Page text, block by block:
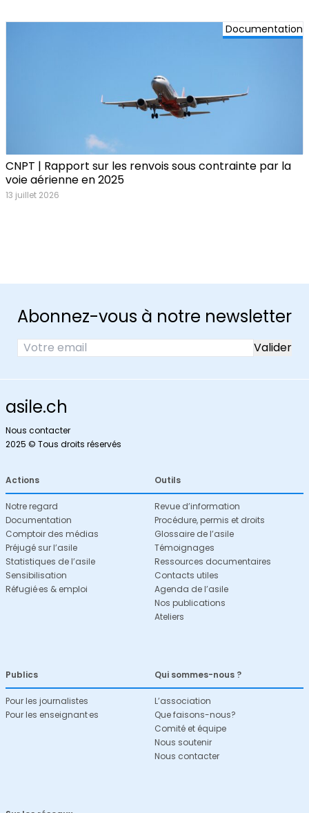
Documentation
CNPT | Rapport sur les renvois sous contrainte par la
voie aérienne en 2025
13 juillet 2026
Abonnez-vous à notre newsletter
asile.ch
Nous contacter
2025 © Tous droits réservés
Actions
Notre regard
Documentation
Comptoir des médias
Préjugé sur l’asile
Statistiques de l’asile
Sensibilisation
Réfugié·es & emploi
Outils
Revue d’information
Procédure, permis et droits
Glossaire de l’asile
Témoignages
Ressources documentaires
Contacts utiles
Agenda de l’asile
Nos publications
Ateliers
Publics
Pour les journalistes
Pour les enseignant·es
Qui sommes-nous ?
L’association
Que faisons-nous?
Comité et équipe
Nous soutenir
Nous contacter